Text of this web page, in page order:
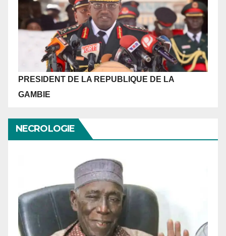
PRESIDENT DE LA REPUBLIQUE DE LA
GAMBIE
NECROLOGIE